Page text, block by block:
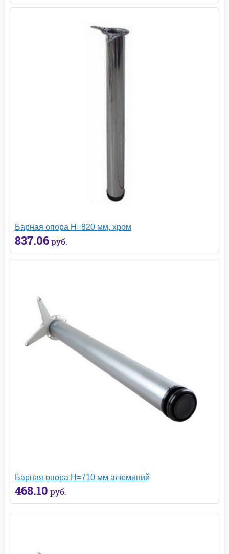
Барная опора H=820 мм, хром
837.06 руб.
Барная опора H=710 мм алюминий
468.10 руб.